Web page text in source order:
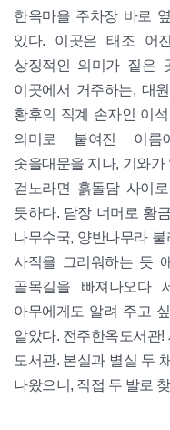
한옥마을 주차장 바로
있다. 이곳은 태조 어
상징적인 의미가 짙은
이곳에서 거주하는, 대
황후의 직계 손자인 이
의미로 붙여진 이름
솟을대문을 지나, 기와
걷노라면 흙돌담 사이
듯하다. 담장 너머로 황
나무수국, 양반나무라
사직을 그리워하는 듯
골목길을 빠져나오다
아무에게도 알려 주고
알았다. 전주한옥도서관
도서관. 본실과 별실 두
나왔으니, 직접 두 발로